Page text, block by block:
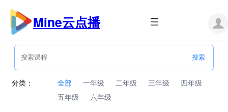
跳
内
Mine云点播
分类： 全部 一年级 二年级 三年级
四年级
五年级
六年级